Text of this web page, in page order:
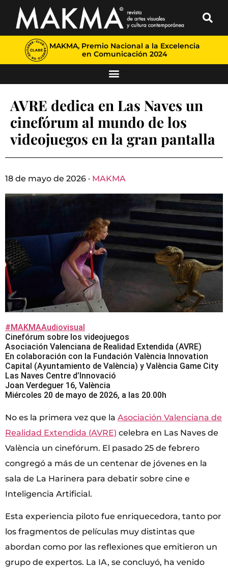
MAKMA, Premio Nacional a la Excelencia
en Comunicación 2024
AVRE dedica en Las Naves un
cinefórum al mundo de los
videojuegos en la gran pantalla
18 de mayo de 2026 · MAKMA
#MAKMAAudiovisual
Cinefórum sobre los videojuegos
Asociación Valenciana de Realidad Extendida (AVRE)
En colaboración con la Fundación València Innovation
Capital (Ayuntamiento de València) y València Game City
Las Naves Centre d’Innovació
Joan Verdeguer 16, València
Miércoles 20 de mayo de 2026, a las 20.00h
No es la primera vez que la Asociación Valenciana de
Realidad Extendida (AVRE) celebra en Las Naves de
València un cinefórum. El pasado 25 de febrero
congregó a más de un centenar de jóvenes en la
sala de La Harinera para debatir sobre cine e
Inteligencia Artificial.
Esta experiencia piloto fue enriquecedora, tanto por
los fragmentos de películas muy distintas que
abordan como por las reflexiones que emitieron un
grupo de expertos. La IA, se concluyó, ha venido